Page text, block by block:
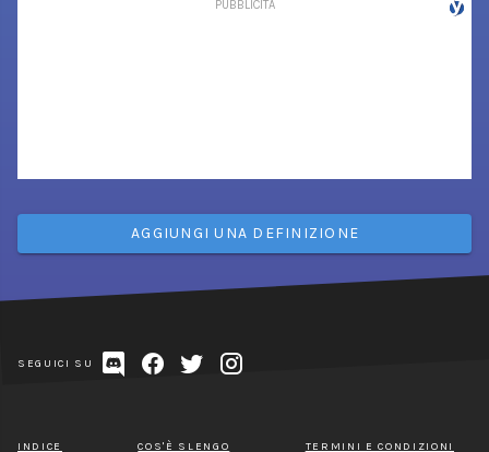
AGGIUNGI UNA DEFINIZIONE
SEGUICI SU
INDICE COS'È SLENGO TERMINI E CONDIZIONI